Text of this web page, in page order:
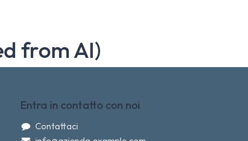
from AI)
Entra in contatto con noi
Contattaci